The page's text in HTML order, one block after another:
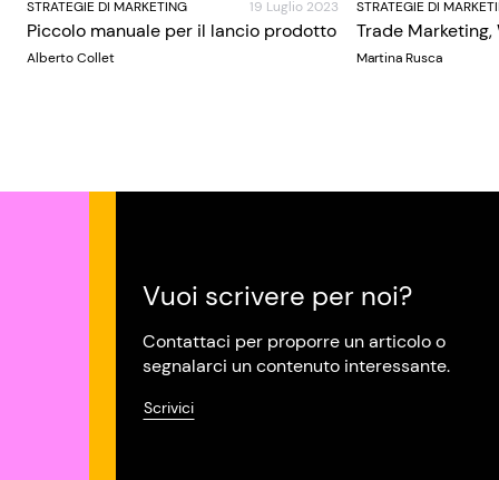
STRATEGIE DI MARKETING 19 Luglio 2023
Piccolo manuale per il lancio prodotto
Alberto Collet
STRATEGIE DI
Trade Marketing,
Martina Rusca
Vuoi scrivere per noi?
Contattaci per proporre un articolo o
segnalarci un contenuto interessante.
Scrivici